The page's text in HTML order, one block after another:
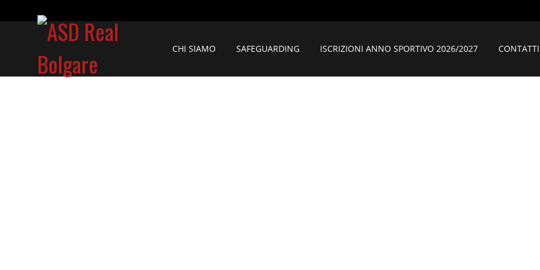
CHI SIAMO SAFEGUARDING ISCRIZIONI ANNO SPORTIVO 2026/2027 CONTATTI